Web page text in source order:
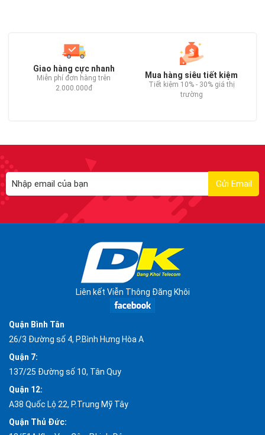
Giao hàng cực nhanh
Miễn phí đơn hàng trên
2.000.000đ
Mua hàng siêu tiết kiệm
Tiết kiệm 10% - 30% giá thị
trường
Liên kết Viễn Thông Đăng Khôi
Quận Bình Tân
26/3 Đường số 4, P.Bình Hưng Hòa A
Quận 7:
137/25 Đường số 10, Tân Quy
Quận 12:
A38 Quốc Lộ 22, P.Trung Mỹ Tây
Quận Thủ Đức: